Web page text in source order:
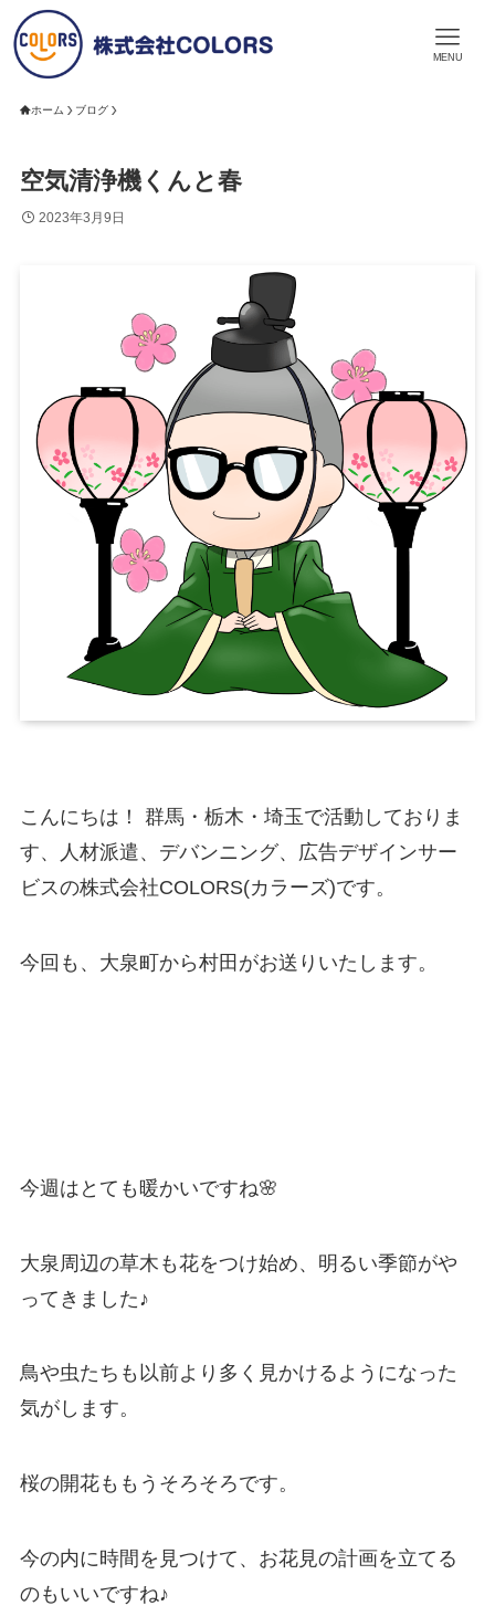
MENU
ホーム ブログ
空気清浄機くんと春
2023年3月9日
こんにちは！ 群馬・栃木・埼玉で活動しておりま
す、人材派遣、デバンニング、広告デザインサー
ビスの株式会社COLORS(カラーズ)です。
今回も、大泉町から村田がお送りいたします。
今週はとても暖かいですね🌸
大泉周辺の草木も花をつけ始め、明るい季節がや
ってきました♪
鳥や虫たちも以前より多く見かけるようになった
気がします。
桜の開花ももうそろそろです。
今の内に時間を見つけて、お花見の計画を立てる
のもいいですね♪